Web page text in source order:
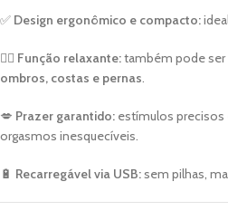
✅ Design ergonômico e compacto:
💆‍♀️ Função relaxante:também pode ser
ombros, costas e pernas
💋 Prazer garantido: estímulos precisos
orgasmos inesquecíveis.
🔋 Recarregável via USB:sem pilhas,